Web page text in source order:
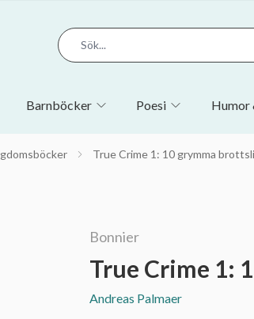
Barnböcker Poesi Humor
True Crime 1: 10 grymma
Bonnier
True Crime 1:
Andreas Palmaer